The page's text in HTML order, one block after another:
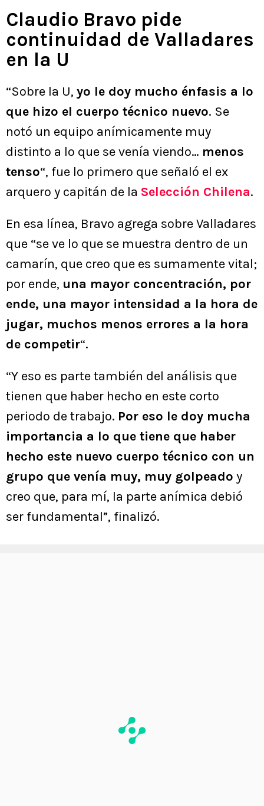
Claudio Bravo pide
continuidad de Valladares
en la U
“Sobre la U, yo le doy mucho énfasis a lo
que hizo el cuerpo técnico nuevo. Se
notó un equipo anímicamente muy
distinto a lo que se venía viendo… menos
tenso“, fue lo primero que señaló el ex
arquero y capitán de la Selección Chilena.
En esa línea, Bravo agrega sobre Valladares
que “se ve lo que se muestra dentro de un
camarín, que creo que es sumamente vital;
por ende, una mayor concentración, por
ende, una mayor intensidad a la hora de
jugar, muchos menos errores a la hora
de competir“.
“Y eso es parte también del análisis que
tienen que haber hecho en este corto
periodo de trabajo. Por eso le doy mucha
importancia a lo que tiene que haber
hecho este nuevo cuerpo técnico con un
grupo que venía muy, muy golpeado y
creo que, para mí, la parte anímica debió
ser fundamental”, finalizó.